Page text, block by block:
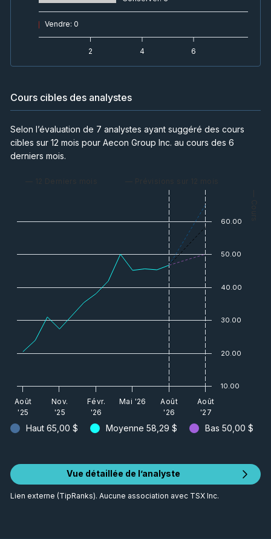
Vendre: 0
2 4 6
Cours cibles des analystes
Haut 65,00 $ Moyenne 58,29 $ Bas 50,00 $
Selon l’évaluation de 7 analystes ayant suggéré des cours
cibles sur 12 mois pour Aecon Group Inc. au cours des 6
derniers mois.
— 12 Derniers mois — Prévisions sur 12 mois
— Cours
Août
'25
Nov.
'25
Févr.
'26
Mai '26
Août
'26
Août
'27
10.00
20.00
30.00
40.00
50.00
60.00
Vue détaillée de l’analyste
Lien externe (TipRanks). Aucune association avec TSX Inc.